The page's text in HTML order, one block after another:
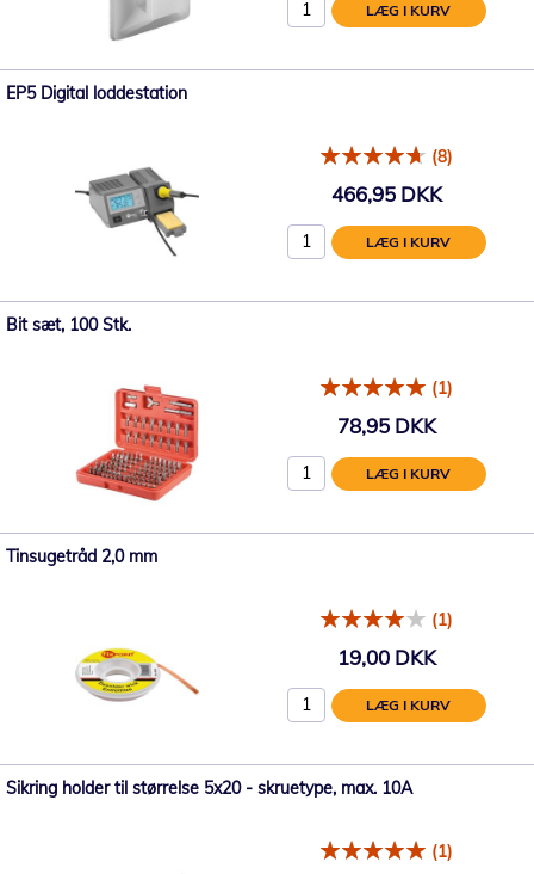
LÆG I KURV
EP5 Digital loddestation
(8)
466,95 DKK
LÆG I KURV
Bit sæt, 100 Stk.
(1)
78,95 DKK
LÆG I KURV
Tinsugetråd 2,0 mm
(1)
19,00 DKK
LÆG I KURV
Sikring holder til størrelse 5x20 - skruetype, max. 10A
(1)